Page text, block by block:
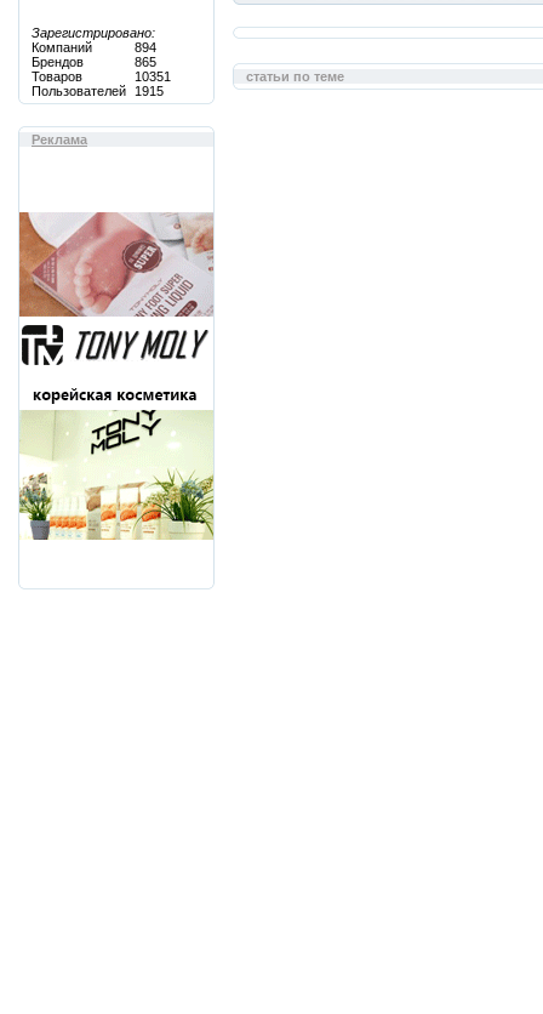
Зарегистрировано:
Компаний
894
Брендов
865
Товаров
10351
Пользователей
1915
Реклама
статьи по теме